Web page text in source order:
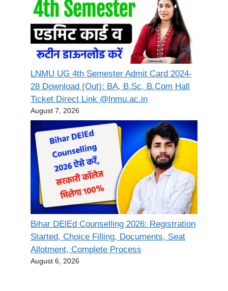
LNMU UG 4th Semester Admit Card 2024-
28 Download (Out): BA, B.Sc, B.Com Hall
Ticket Direct Link @lnmu.ac.in
August 7, 2026
Bihar DElEd Counselling 2026: Registration
Started, Choice Filling, Documents, Seat
Allotment, Complete Process
August 6, 2026